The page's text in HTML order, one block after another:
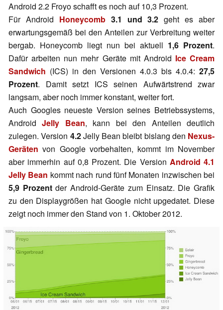
Android 2.2 Froyo schafft es noch auf 10,3 Prozent.
Für Android Honeycomb3.1 und 3.2 geht es aber
erwartungsgemäß bei den Anteilen zur Verbreitung weiter
bergab. Honeycomb liegt nun bei aktuell 1,6 Prozent.
Dafür arbeiten nun mehr Geräte mit Android Ice Cream
Sandwich (ICS) in den Versionen 4.0.3 bis 4.0.4: 27,5
Prozent. Damit setzt ICS seinen Aufwärtstrend zwar
langsam, aber noch immer konstant, weiter fort.
Auch Googles neueste Version seines Betriebssystems,
AndroidJelly Bean, kann bei den Anteilen deutlich
zulegen. Version 4.2Jelly Bean bleibt bislang den Nexus-
Geräten von Google vorbehalten, kommt im November
aber immerhin auf 0,8 Prozent. Die Version Android 4.1
Jelly Bean kommt nach rund fünf Monaten inzwischen bei
5,9 Prozentder Android-Geräte zum Einsatz. Die Grafik
zu den Displaygrößen hat Google nicht upgedatet. Diese
zeigt noch immer den Stand von 1. Oktober 2012.